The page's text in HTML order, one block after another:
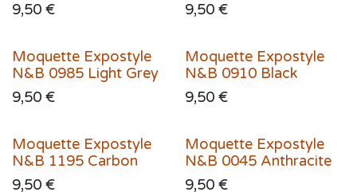
9,50 €
9,50€
Moquette Expostyle
N&B 0985 Light Grey
9,50 €
Moquette Expostyle
N&B 0910 Black
9,50€
Moquette Expostyle
N&B 1195 Carbon
9,50 €
Moquette Expostyle
N&B 0045 Anthracite
9,50€